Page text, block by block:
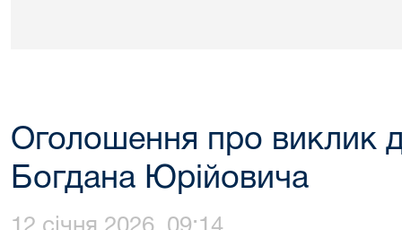
Оголошення про виклик
Богдана Юрійовича